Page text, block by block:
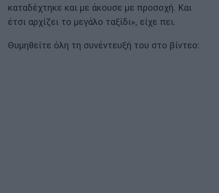
καταδέχτηκε και με άκουσε με προσοχή. Και
έτσι αρχίζει το μεγάλο ταξίδι», είχε πει.
Θυμηθείτε όλη τη συνέντευξή του στο βίντεο: